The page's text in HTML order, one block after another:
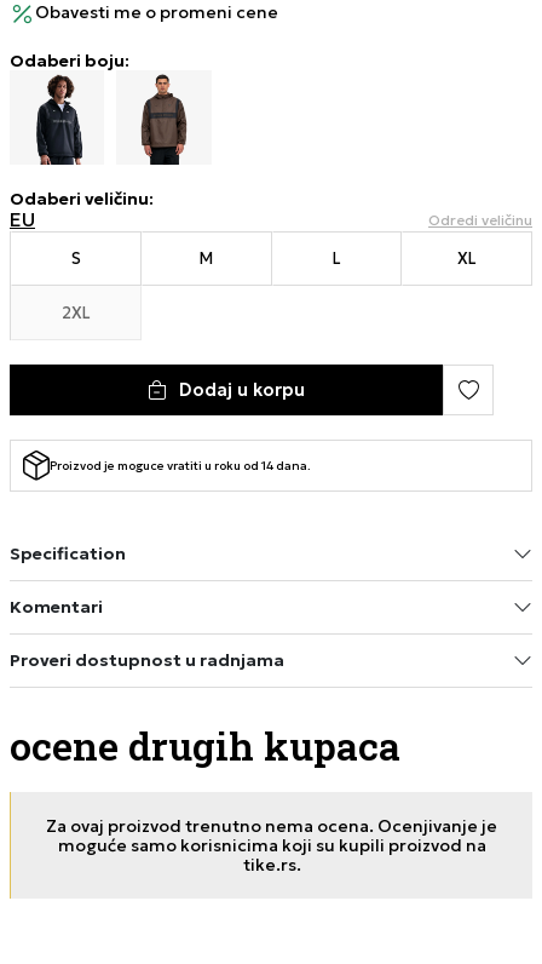
Obavesti me o promeni cene
Odaberi boju:
Odaberi veličinu:
EU Odredi veličinu
S M L XL
2XL
Dodaj u korpu
Proizvod je moguce vratiti u roku od 14 dana.
Specification
Komentari
Proveri dostupnost u radnjama
ocene drugih kupaca
Za ovaj proizvod trenutno nema ocena. Ocenjivanje je
moguće samo korisnicima koji su kupili proizvod na
tike.rs.